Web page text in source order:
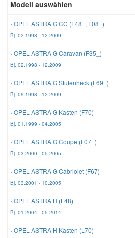
Modell auswählen
› OPEL ASTRA G CC (F48_, F08_)
Bj. 02.1998 - 12.2009
› OPEL ASTRA G Caravan (F35_)
Bj. 02.1998 - 12.2009
› OPEL ASTRA G Stufenheck (F69_)
Bj. 09.1998 - 12.2009
› OPEL ASTRA G Kasten (F70)
Bj. 01.1999 - 04.2005
› OPEL ASTRA G Coupe (F07_)
Bj. 03.2000 - 05.2005
› OPEL ASTRA G Cabriolet (F67)
Bj. 03.2001 - 10.2005
› OPEL ASTRA H (L48)
Bj. 01.2004 - 05.2014
› OPEL ASTRA H Kasten (L70)
Hyundai Ersatzteile
Jeep Ersatzteile
Kia Ersatzteile
Mazda Ersatzteile
Mercedes Ersatzteile
Mini Ersatzteile
Mitsubishi Ersatzteile
Nissan Ersatzteile